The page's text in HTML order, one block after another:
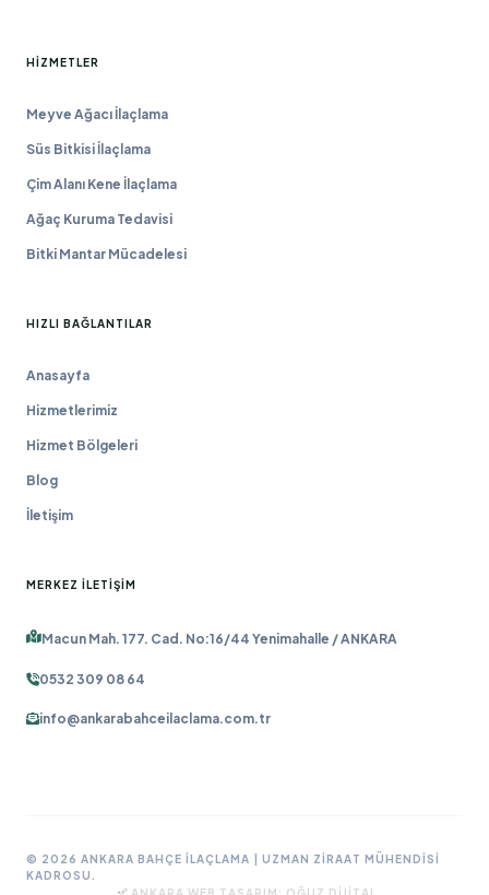
HIZMETLER
Meyve Ağacı İlaçlama
Süs Bitkisi İlaçlama
Çim Alanı Kene İlaçlama
Ağaç Kuruma Tedavisi
Bitki Mantar Mücadelesi
HIZLI BAĞLANTILAR
Anasayfa
Hizmetlerimiz
Hizmet Bölgeleri
Blog
İletişim
MERKEZ İLETIŞIM
Macun Mah. 177. Cad. No:16/44 Yenimahalle / ANKARA
0532 309 08 64
info@ankarabahceilaclama.com.tr
© 2026 ANKARA BAHÇE İLAÇLAMA | UZMAN ZIRAAT MÜHENDISI
KADROSU.
ANKARA WEB TASARIM: OĞUZ DIJITAL